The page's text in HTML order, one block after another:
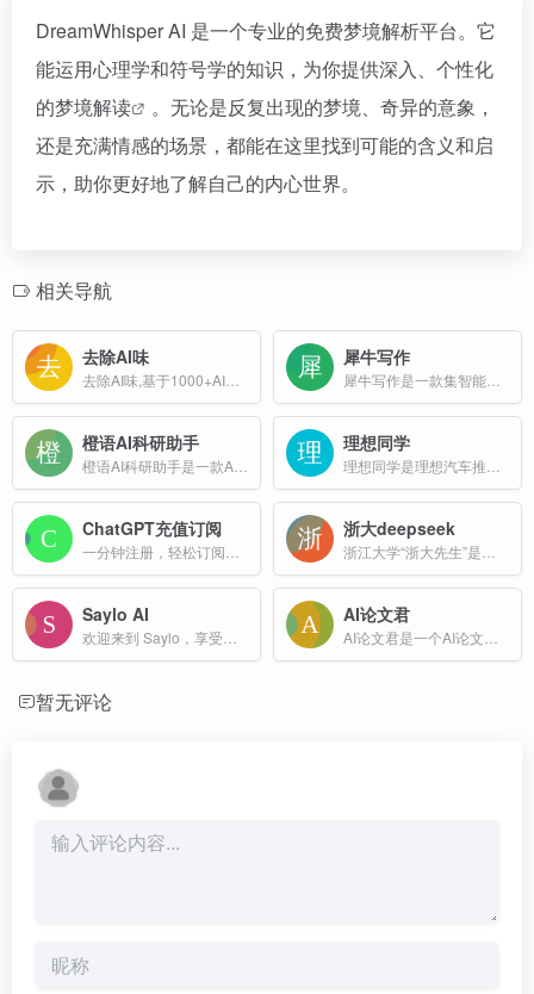
DreamWhisper AI 是一个专业的免费梦境解析平台。它
能运用心理学和符号学的知识，为你提供深入、个性化
的梦境解读
。无论是反复出现的梦境、奇异的意象，
还是充满情感的场景，都能在这里找到可能的含义和启
示，助你更好地了解自己的内心世界。
相关导航
去除AI味 犀牛写作
橙语AI科研助手 理想同学
ChatGPT充值订阅 浙大deepseek
Saylo AI AI论文君
暂无评论